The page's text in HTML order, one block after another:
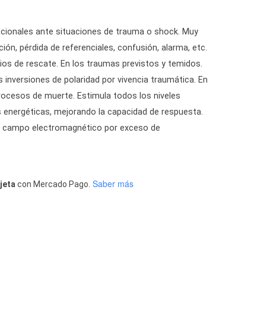
ante situaciones de trauma o shock. Muy
pérdida de referenciales, confusión, alarma, etc.
de rescate. En los traumas previstos y temidos.
inversiones de polaridad por vivencia traumática. En
de muerte. Estimula todos los niveles
mejorando la capacidad de respuesta.
campo electromagnético por exceso de
con Mercado Pago. Saber más